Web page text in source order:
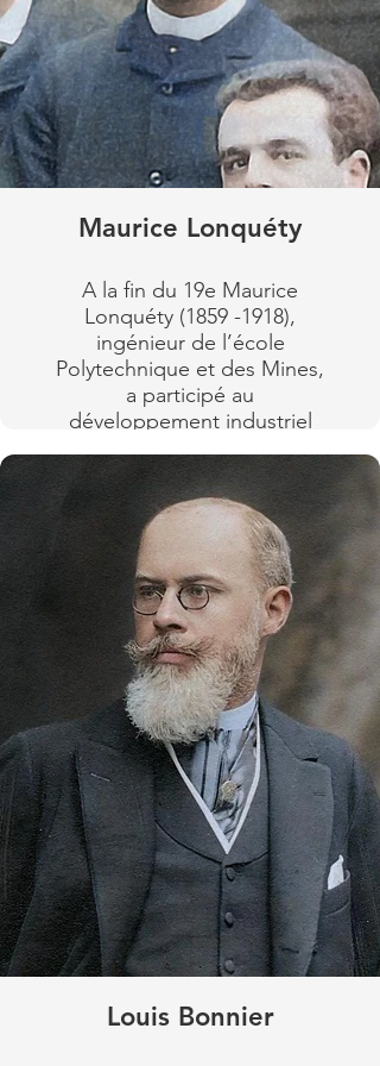
sera levé en 1856 et la route
qu'il y avait fait créer
restera.
Lire plus
n'acceptera pas le
renouvellement et le champ
de courses sera remplacé
par un golf.
Lire plus
Maurice Lonquéty
A la fin du 19e Maurice
Lonquéty (1859 -1918),
ingénieur de l’école
Polytechnique et des Mines,
a participé au
développement industriel
avec les ciments Portland
DEMARLE LONQUETY
réputés pour leur qualité en
construction d’ouvrages
d’art.
A cette époque de
nouvelles stations
balnéaires se développent
rapidement.
Dès 1900, Lonquéty dépose
auprès du préfet une
demande de concession
pour une ligne de tram à
voie étroite entre le pont du
Wimereux et la pointe aux
Oies où il avait prévu de
construire une rangée
continue de villas jusqu’à la
Louis Bonnier